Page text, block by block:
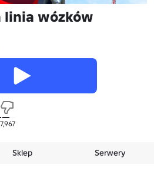
linia wózków
7,967
Sklep Serwery